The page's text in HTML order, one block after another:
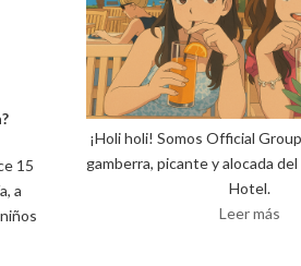
15
a
¡Holi holi! Somos Official
gamberra, picante y alocada
Hotel.
Leer más